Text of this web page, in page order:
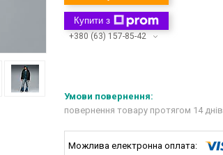
Купити з
+380 (63) 157-85-42
повернення товару протягом 14 днів